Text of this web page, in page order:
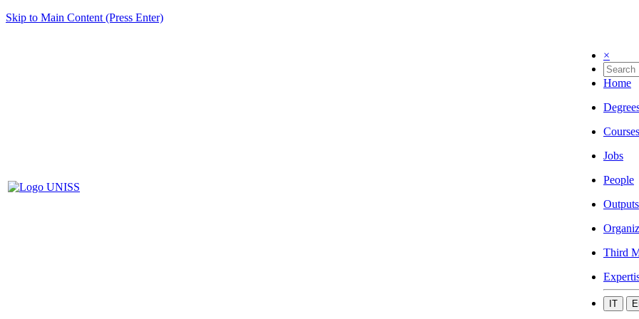
Skip to Main Content (Press Enter)
×
Home
Courses
Jobs
People
Outputs
Third
IT